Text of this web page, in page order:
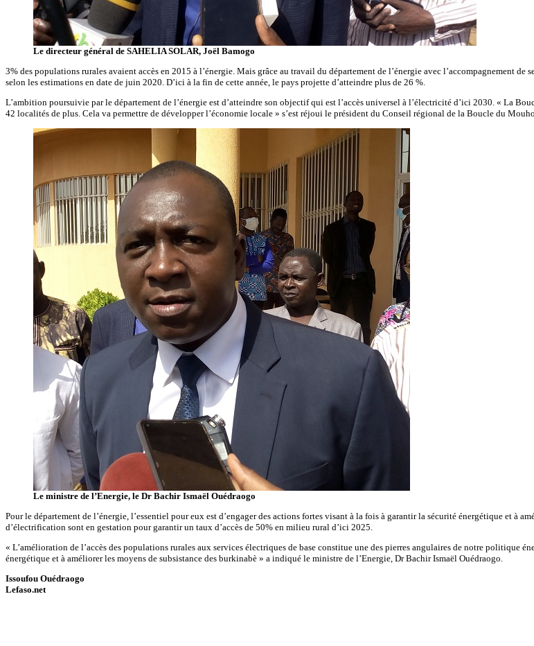
Le directeur général de SAHELIA SOLAR, Joël Bamogo
3% des populations rurales avaient accès en 2015 à l’énergie. Mais grâce au travail du département de l’énergie avec l’accompagnement
selon les estimations en date de juin 2020. D’ici à la fin de cette année, le pays projette d’atteindre plus de 26 %.
L’ambition poursuivie par le département de l’énergie est d’atteindre son objectif qui est l’accès universel à l’électricité d’ici 2030. « La
42 localités de plus. Cela va permettre de développer l’économie locale » s’est réjoui le président du Conseil régional de la Boucle du
Le ministre de l’Energie, le Dr Bachir Ismaël Ouédraogo
Pour le département de l’énergie, l’essentiel pour eux est d’engager des actions fortes visant à la fois à garantir la sécurité énergétique et à
d’électrification sont en gestation pour garantir un taux d’accès de 50% en milieu rural d’ici 2025.
« L’amélioration de l’accès des populations rurales aux services électriques de base constitue une des pierres angulaires de notre politique
énergétique et à améliorer les moyens de subsistance des burkinabè » a indiqué le ministre de l’Energie, Dr Bachir Ismaël Ouédraogo.
Issoufou Ouédraogo
Lefaso.net